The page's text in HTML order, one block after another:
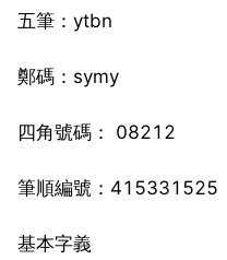
五筆：ytbn
鄭碼：symy
四角號碼： 08212
筆順編號：415331525
基本字義